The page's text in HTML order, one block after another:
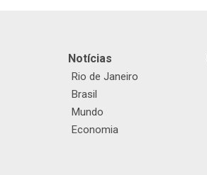
Notícias
Rio de Janeiro
Brasil
Mundo
Economia